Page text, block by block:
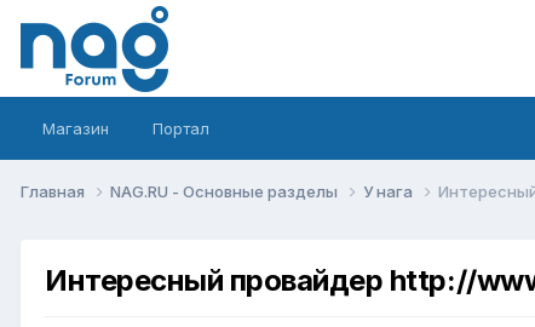
Магазин Портал
Главная NAG.RU - Основные разделы У нага
Интересный провайдер http://